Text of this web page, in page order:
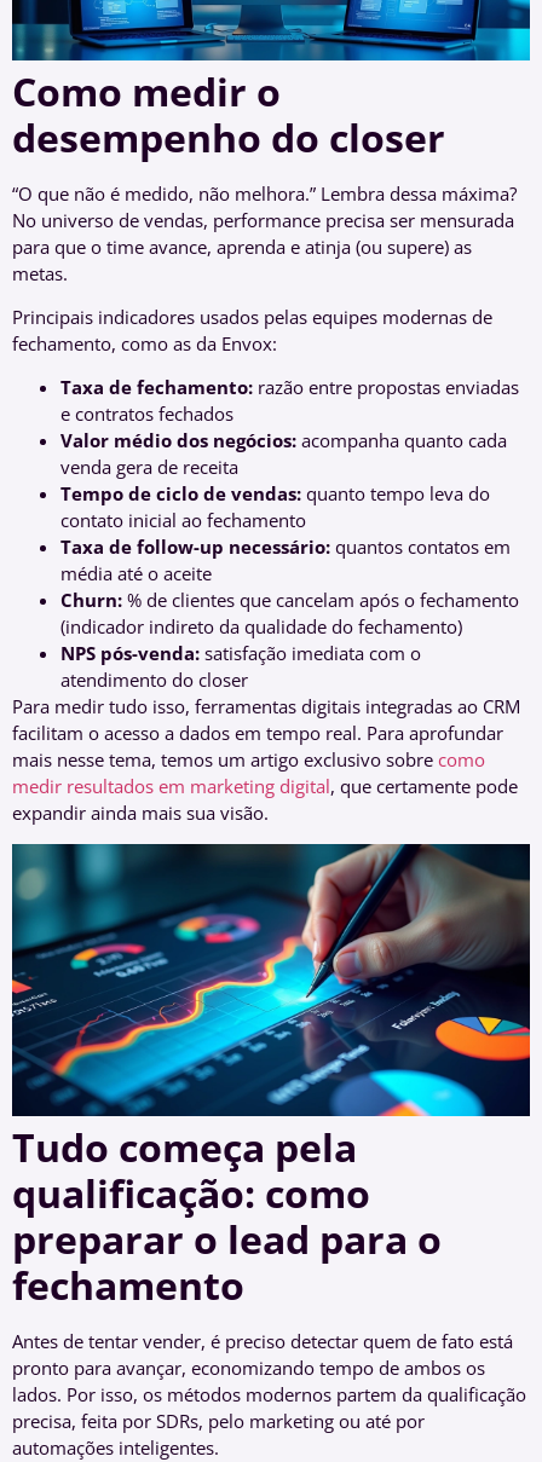
Como medir o
desempenho do closer
“O que não é medido, não melhora.” Lembra dessa máxima?
No universo de vendas, performance precisa ser mensurada
para que o time avance, aprenda e atinja (ou supere) as
metas.
Principais indicadores usados pelas equipes modernas de
fechamento, como as da Envox:
Taxa de fechamento: razão entre propostas enviadas
e contratos fechados
Valor médio dos negócios: acompanha quanto cada
venda gera de receita
Tempo de ciclo de vendas: quanto tempo leva do
contato inicial ao fechamento
Taxa de follow-up necessário: quantos contatos em
média até o aceite
Churn: % de clientes que cancelam após o fechamento
(indicador indireto da qualidade do fechamento)
NPS pós-venda: satisfação imediata com o
atendimento do closer
Para medir tudo isso, ferramentas digitais integradas ao CRM
facilitam o acesso a dados em tempo real. Para aprofundar
mais nesse tema, temos um artigo exclusivo sobre como
medir resultados em marketing digital, que certamente pode
expandir ainda mais sua visão.
Tudo começa pela
qualificação: como
preparar o lead para o
fechamento
Antes de tentar vender, é preciso detectar quem de fato está
pronto para avançar, economizando tempo de ambos os
lados. Por isso, os métodos modernos partem da qualificação
precisa, feita por SDRs, pelo marketing ou até por
automações inteligentes.